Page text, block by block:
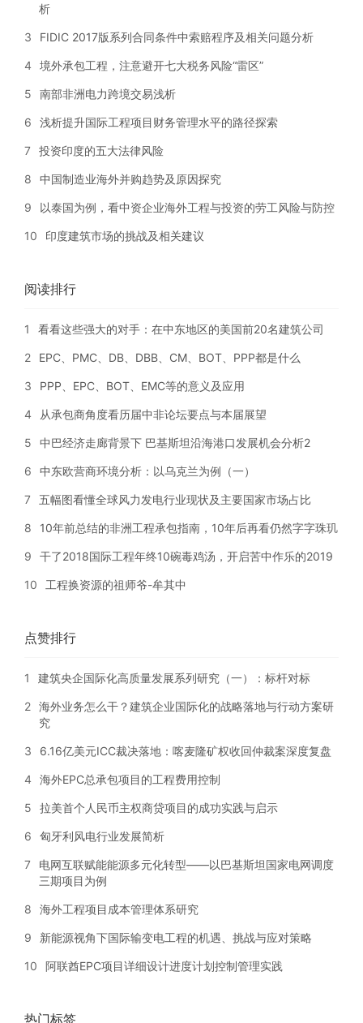
析
3 FIDIC 2017版系列合同条件中索赔程序及相关问题分析
4 境外承包工程，注意避开七大税务风险“雷区”
5 南部非洲电力跨境交易浅析
6 浅析提升国际工程项目财务管理水平的路径探索
7 投资印度的五大法律风险
8 中国制造业海外并购趋势及原因探究
9 以泰国为例，看中资企业海外工程与投资的劳工风险与防控
10 印度建筑市场的挑战及相关建议
阅读排行
1 看看这些强大的对手：在中东地区的美国前20名建筑公司
2 EPC、PMC、DB、DBB、CM、BOT、PPP都是什么
3 PPP、EPC、BOT、EMC等的意义及应用
4 从承包商角度看历届中非论坛要点与本届展望
5 中巴经济走廊背景下 巴基斯坦沿海港口发展机会分析2
6 中东欧营商环境分析：以乌克兰为例（一）
7 五幅图看懂全球风力发电行业现状及主要国家市场占比
8 10年前总结的非洲工程承包指南，10年后再看仍然字字珠玑
9 干了2018国际工程年终10碗毒鸡汤，开启苦中作乐的2019
10 工程换资源的祖师爷-牟其中
点赞排行
1 建筑央企国际化高质量发展系列研究（一）：标杆对标
2 海外业务怎么干？建筑企业国际化的战略落地与行动方案研
究
3 6.16亿美元ICC裁决落地：喀麦隆矿权收回仲裁案深度复盘
4 海外EPC总承包项目的工程费用控制
5 拉美首个人民币主权商贷项目的成功实践与启示
6 匈牙利风电行业发展简析
7
电网互联赋能能源多元化转型——以巴基斯坦国家电网调度
三期项目为例
8 海外工程项目成本管理体系研究
9 新能源视角下国际输变电工程的机遇、挑战与应对策略
10 阿联酋EPC项目详细设计进度计划控制管理实践
热门标签